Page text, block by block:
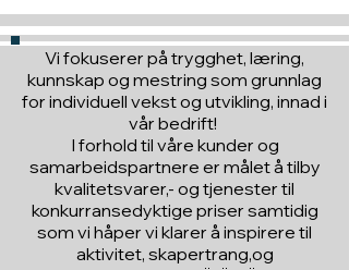
Vi fokuserer på trygghet, læring,
kunnskap og mestring som grunnlag
for individuell vekst og utvikling, innad i
vår bedrift!
I forhold til våre kunder og
samarbeidspartnere er målet å tilby
kvalitetsvarer,- og tjenester til
konkurransedyktige priser samtidig
som vi håper vi klarer å inspirere til
aktivitet, skapertrang,og